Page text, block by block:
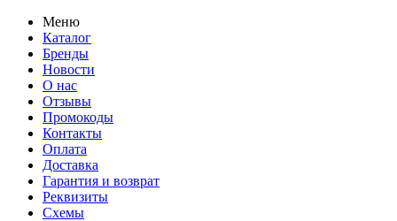
Меню
Каталог
Бренды
Новости
О нас
Отзывы
Промокоды
Контакты
Оплата
Доставка
Гарантия и возврат
Реквизиты
Схемы